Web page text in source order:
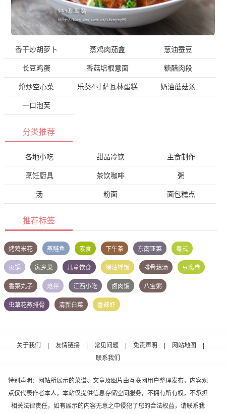
香干炒胡萝卜 蒸鸡肉茄盒 葱油蚕豆
长豆鸡蛋 香菇培根意面 糖醋肉段
炝炒空心菜 乐葵4寸萨瓦林蛋糕 奶油蘑菇汤
一口泡芙
分类推荐
各地小吃 甜品冷饮 主食制作
烹饪厨具 茶饮咖啡 粥
汤 粉面 面包糕点
推荐标签
烤鸡米花 蒸鲢鱼 素食 下午茶 东南亚菜 粤式
火锅 家乡菜 儿童饮食 猪油拌饭 排骨藕汤 豆腐卷
香菜丸子 炝拌 江西小吃 卤肉饭 八宝粥
虫草花蒸排骨 清新白菜 香辣虾
关于我们 | 友情链接 | 常见问题 | 免责声明 | 网站地图
|
联系我们
特别声明：网站所展示的菜谱、文章及图片由互联网用户整理发布，内容观
点仅代表作者本人，本站仅提供信息存储空间服务，不拥有所有权，不承担
相关法律责任，如有展示的内容无意之中侵犯了您的合法权益，请联系我